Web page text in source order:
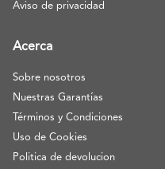
Aviso de privacidad
Acerca
Sobre nosotros
Nuestras Garantías
Términos y Condiciones
Uso de Cookies
Politica de devolucion